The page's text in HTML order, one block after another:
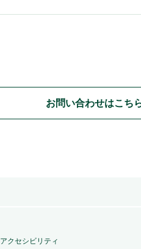
お問い合わせはこち
アクセシビリティ